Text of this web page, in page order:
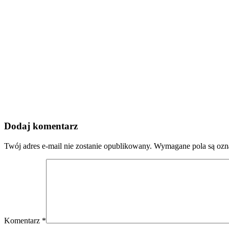
Dodaj komentarz
Twój adres e-mail nie zostanie opublikowany. Wymagane pola są
Komentarz *